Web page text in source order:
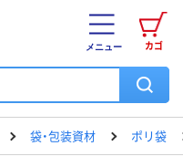
カゴ
メニュー
袋・包装資材 ポリ袋